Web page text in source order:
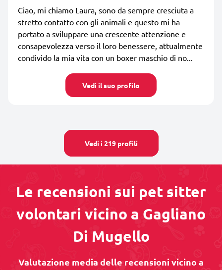
Ciao, mi chiamo Laura, sono da sempre cresciuta a
stretto contatto con gli animali e questo mi ha
portato a sviluppare una crescente attenzione e
consapevolezza verso il loro benessere, attualmente
condivido la mia vita con un boxer maschio di no...
Vedi il suo profilo
Vedi i 219 profili
Le recensioni sui pet sitter
volontari vicino a Gagliano
Di Mugello
Valutazione media delle recensioni vicino a